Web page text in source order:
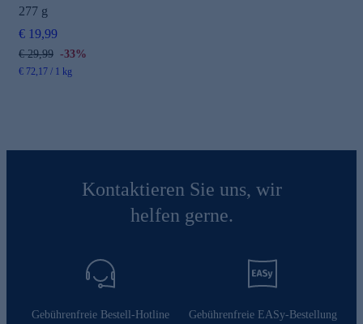
277 g
€ 19,99
€ 29,99 -33%
€ 72,17 / 1 kg
Kontaktieren Sie uns, wir
helfen gerne.
Gebührenfreie Bestell-Hotline Gebührenfreie EASy-Bestellung